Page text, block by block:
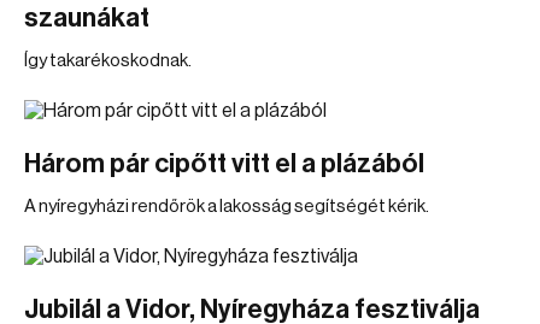
szaunákat
Így takarékoskodnak.
Három pár cipőtt vitt el a plázából
A nyíregyházi rendőrök a lakosság segítségét kérik.
Jubilál a Vidor, Nyíregyháza fesztiválja